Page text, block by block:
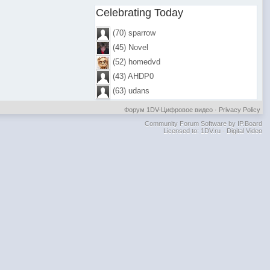
Celebrating Today
(70) sparrow
(45) Novel
(52) homedvd
(43) AHDP0
(63) udans
Privacy Policy
Форум 1DV-Цифровое видео·
Community Forum Software by IP.Board
Licensed to: 1DV.ru - Digital Video